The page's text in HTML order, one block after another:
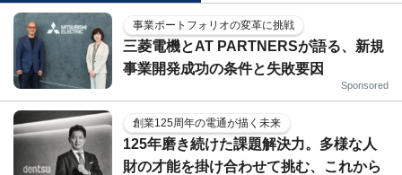
事業ポートフォリオの変革に挑戦
三菱電機とAT PARTNERSが語る、新規
事業開発成功の条件と失敗要因
Sponsored
創業125周年の電通が描く未来
125年磨き続けた課題解決力。多様な人
財の才能を掛け合わせて挑む、これから